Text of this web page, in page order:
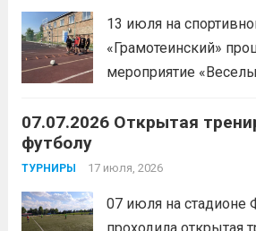
координацию.
13 июля на
«Грамотеинский»
мероприятие
шайбой».Несмотря на
мероприятия,
организаторы
07.07.2026 Открытая
футболу
ТУРНИРЫ 17 июля, 2026
07 июля на стадионе